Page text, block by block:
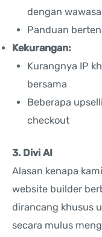
dengan
Panduan
Kekurangan:
Kurangnya IP
bersama
Beberapa
checkout
3. Divi AI
Alasan kenapa
website builder
dirancang khusus
secara mulus